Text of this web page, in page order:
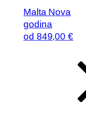
Malta Nova
godina
od 849,00 €